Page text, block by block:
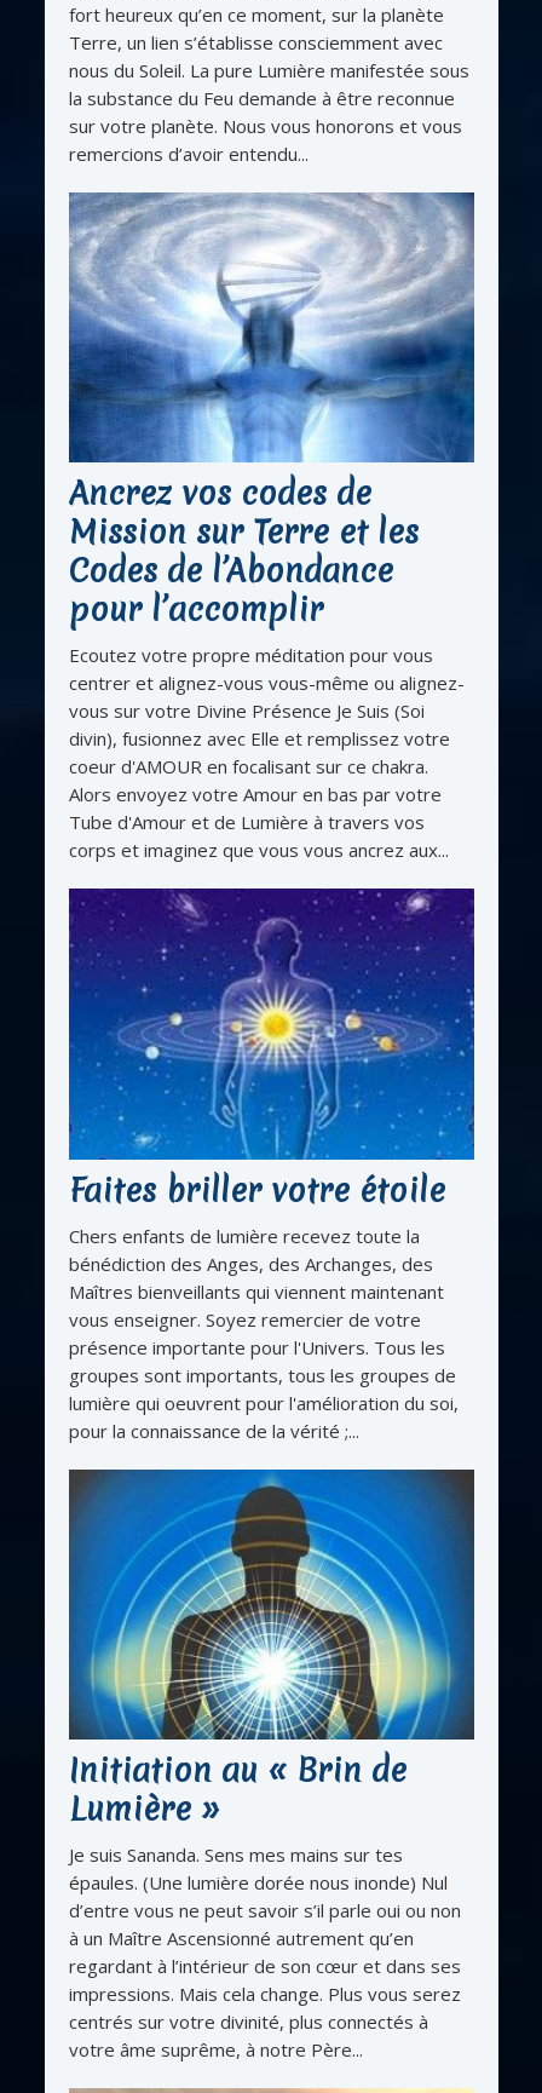
fort heureux qu’en ce moment, sur la planète
Terre, un lien s’établisse consciemment avec
nous du Soleil. La pure Lumière manifestée sous
la substance du Feu demande à être reconnue
sur votre planète. Nous vous honorons et vous
remercions d’avoir entendu...
Ancrez vos codes de
Mission sur Terre et les
Codes de l’Abondance
pour l’accomplir
Ecoutez votre propre méditation pour vous
centrer et alignez-vous vous-même ou alignez-
vous sur votre Divine Présence Je Suis (Soi
divin), fusionnez avec Elle et remplissez votre
coeur d'AMOUR en focalisant sur ce chakra.
Alors envoyez votre Amour en bas par votre
Tube d'Amour et de Lumière à travers vos
corps et imaginez que vous vous ancrez aux...
Faites briller votre étoile
Chers enfants de lumière recevez toute la
bénédiction des Anges, des Archanges, des
Maîtres bienveillants qui viennent maintenant
vous enseigner. Soyez remercier de votre
présence importante pour l'Univers. Tous les
groupes sont importants, tous les groupes de
lumière qui oeuvrent pour l'amélioration du soi,
pour la connaissance de la vérité ;...
Initiation au « Brin de
Lumière »
Je suis Sananda. Sens mes mains sur tes
épaules. (Une lumière dorée nous inonde) Nul
d’entre vous ne peut savoir s’il parle oui ou non
à un Maître Ascensionné autrement qu’en
regardant à l’intérieur de son cœur et dans ses
impressions. Mais cela change. Plus vous serez
centrés sur votre divinité, plus connectés à
votre âme suprême, à notre Père...